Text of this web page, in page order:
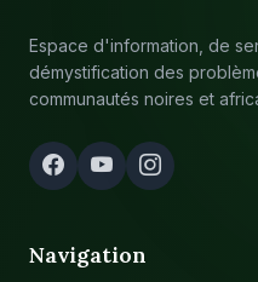
Espace d'information, de
démystification des
communautés noires et
Navigation